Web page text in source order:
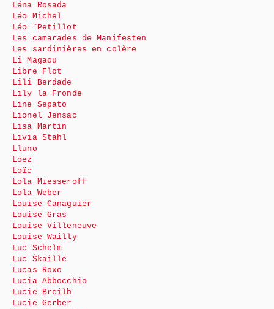
Léna Rosada
Léo Michel
Léo ¨Petillot
Les camarades de Manifesten
Les sardinières en colère
Li Magaou
Libre Flot
Lili Berdade
Lily la Fronde
Line Sepato
Lionel Jensac
Lisa Martin
Livia Stahl
Lluno
Loez
Loïc
Lola Miesseroff
Lola Weber
Louise Canaguier
Louise Gras
Louise Villeneuve
Louise Wailly
Luc Schelm
Luc Śkaille
Lucas Roxo
Lucia Abbocchio
Lucie Breilh
Lucie Gerber